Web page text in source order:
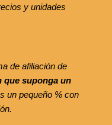
y unidades
de afiliación de
que suponga un
un pequeño % con